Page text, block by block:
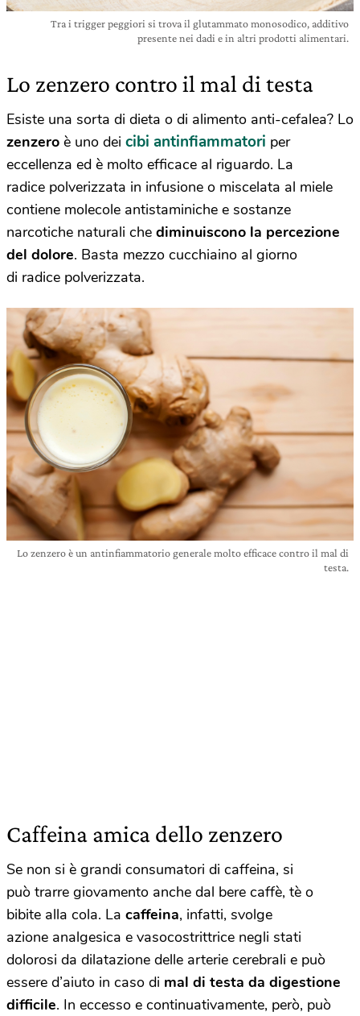
Tra i trigger peggiori si trova il glutammato monosodico, additivo
presente nei dadi e in altri prodotti alimentari.
Lo zenzero contro il mal di testa
Esiste una sorta di dieta o di alimento anti-cefalea? Lo
zenzero è uno dei cibi antinfiammatori per
eccellenza ed è molto efficace al riguardo. La
radice polverizzata in infusione o miscelata al miele
contiene molecole antistaminiche e sostanze
narcotiche naturali che diminuiscono la percezione
del dolore. Basta mezzo cucchiaino al giorno
di radice polverizzata.
Lo zenzero è un antinfiammatorio generale molto efficace contro il mal di
testa.
Caffeina amica dello zenzero
Se non si è grandi consumatori di caffeina, si
può trarre giovamento anche dal bere caffè, tè o
bibite alla cola. La caffeina, infatti, svolge
azione analgesica e vasocostrittrice negli stati
dolorosi da dilatazione delle arterie cerebrali e può
essere d’aiuto in caso di mal di testa da digestione
difficile. In eccesso e continuativamente, però, può